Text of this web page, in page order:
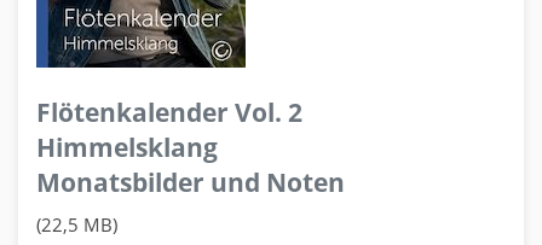
Flötenkalender Vol. 2
Himmelsklang
Monatsbilder und Noten
(22,5 MB)